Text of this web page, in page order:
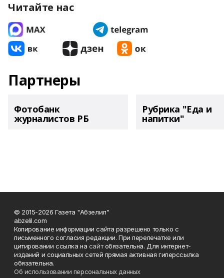
Читайте нас
Партнеры
Фотобанк
журналистов РБ
Рубрика "Еда и
напитки"
© 2015-2026 Газета "Абзелил"
abzelil.com
Копирование информации сайта разрешено только с
письменного согласия редакции. При перепечатке или
цитировании ссылка на сайтобязательна. Для интернет-
изданий и социальных сетей прямая активная гиперссылка
обязательна.
Об использовании персональных данных